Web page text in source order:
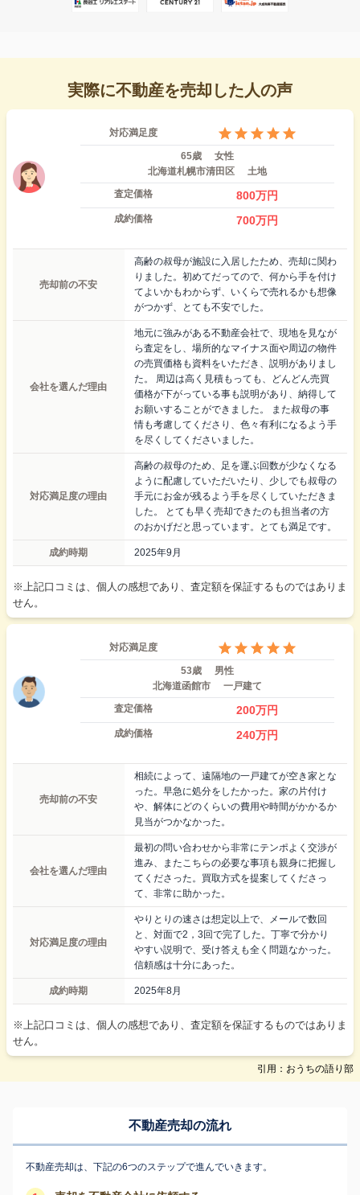
実際に不動産を売却した人の声
対応満足度
65歳
女性
北海道札幌市清田区
土地
査定価格
800万円
成約価格 700万円
売却前の不安
高齢の叔母が施設に入居したため、売却に関わ
りました。初めてだってので、何から手を付け
てよいかもわからず、いくらで売れるかも想像
がつかず、とても不安でした。
会社を選んだ理由
地元に強みがある不動産会社で、現地を見なが
ら査定をし、場所的なマイナス面や周辺の物件
の売買価格も資料をいただき、説明がありまし
た。 周辺は高く見積もっても、どんどん売買
価格が下がっている事も説明があり、納得して
お願いすることができました。 また叔母の事
情も考慮してくださり、色々有利になるよう手
を尽くしてくださいました。
対応満足度の理由
高齢の叔母のため、足を運ぶ回数が少なくなる
ように配慮していただいたり、少しでも叔母の
手元にお金が残るよう手を尽くしていただきま
した。 とても早く売却できたのも担当者の方
のおかげだと思っています。とても満足です。
成約時期 2025年9月
※上記口コミは、個人の感想であり、査定額を保証するものではありま
せん。
対応満足度
53歳
男性
北海道函館市
一戸建て
査定価格
200万円
成約価格 240万円
売却前の不安
相続によって、遠隔地の一戸建てが空き家とな
った。早急に処分をしたかった。家の片付け
や、解体にどのくらいの費用や時間がかかるか
見当がつかなかった。
会社を選んだ理由
最初の問い合わせから非常にテンポよく交渉が
進み、またこちらの必要な事項も親身に把握し
てくださった。買取方式を提案してくださっ
て、非常に助かった。
対応満足度の理由
やりとりの速さは想定以上で、メールで数回
と、対面で2，3回で完了した。丁寧で分かり
やすい説明で、受け答えも全く問題なかった。
信頼感は十分にあった。
成約時期 2025年8月
※上記口コミは、個人の感想であり、査定額を保証するものではありま
せん。
引用：おうちの語り部
不動産売却の流れ
不動産売却は、下記の6つのステップで進んでいきます。